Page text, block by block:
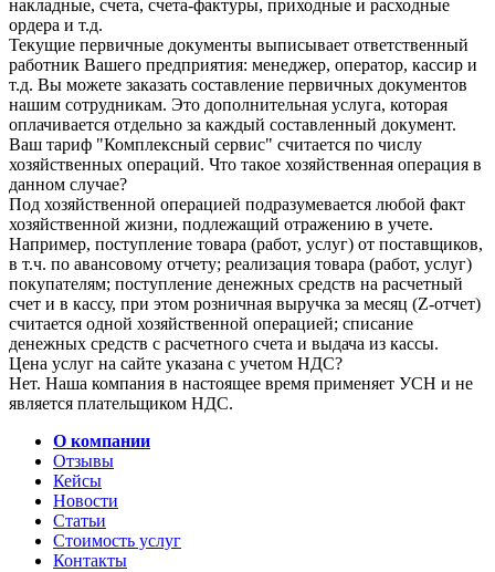
накладные, счета, счета-фактуры, приходные и расходные
ордера и т.д.
Текущие первичные документы выписывает ответственный
работник Вашего предприятия: менеджер, оператор, кассир и
т.д. Вы можете заказать составление первичных документов
нашим сотрудникам. Это дополнительная услуга, которая
оплачивается отдельно за каждый составленный документ.
Ваш тариф "Комплексный сервис" считается по числу
хозяйственных операций. Что такое хозяйственная операция в
данном случае?
Под хозяйственной операцией подразумевается любой факт
хозяйственной жизни, подлежащий отражению в учете.
Например, поступление товара (работ, услуг) от поставщиков,
в т.ч. по авансовому отчету; реализация товара (работ, услуг)
покупателям; поступление денежных средств на расчетный
счет и в кассу, при этом розничная выручка за месяц (Z-отчет)
считается одной хозяйственной операцией; списание
денежных средств с расчетного счета и выдача из кассы.
Цена услуг на сайте указана с учетом НДС?
Нет. Наша компания в настоящее время применяет УСН и не
является плательщиком НДС.
О компании
Отзывы
Кейсы
Новости
Статьи
Стоимость услуг
Контакты